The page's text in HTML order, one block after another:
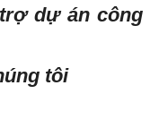
dự án công
tôi